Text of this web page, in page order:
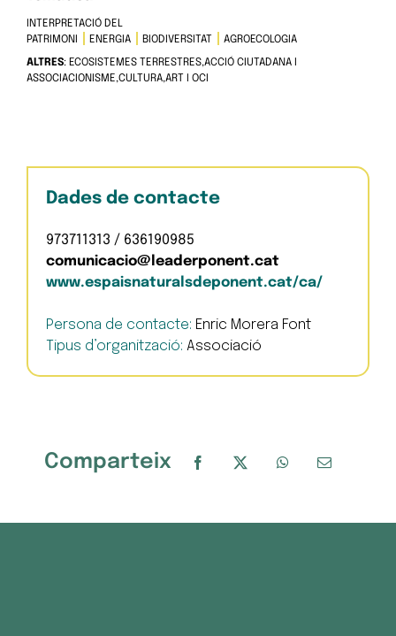
INTERPRETACIÓ DEL
PATRIMONI
ENERGIA BIODIVERSITAT AGROECOLOGIA
ALTRES: ECOSISTEMES TERRESTRES,ACCIÓ CIUTADANA I
ASSOCIACIONISME,CULTURA,ART I OCI
Dades de contacte
973711313 / 636190985
comunicacio@leaderponent.cat
www.espaisnaturalsdeponent.cat/ca/
Persona de contacte: Enric Morera Font
Tipus d’organització: Associació
Comparteix